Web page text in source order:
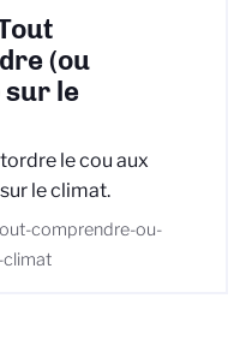
(ou
sur le
le cou aux
le climat.
comprendre-ou-
climat